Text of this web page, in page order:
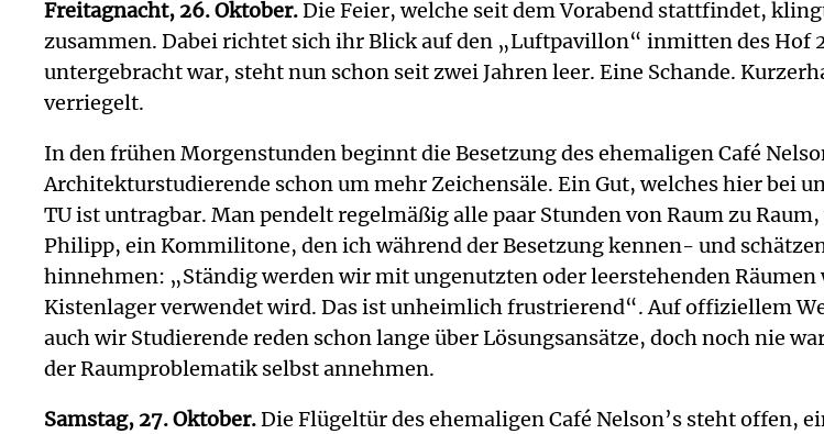
Freitagnacht, 26. Oktober.Die Feier, welche seit dem Vorabend stattfindet,
zusammen. Dabei richtet sich ihr Blick auf den „Luftpavillon“ inmitten des Hof 2
untergebracht war, steht nun schon seit zwei Jahren leer. Eine Schande.
verriegelt.
In den frühen Morgenstunden beginnt die Besetzung des ehemaligen Café
Architekturstudierende schon um mehr Zeichensäle. Ein Gut, welches hier bei
TU ist untragbar. Man pendelt regelmäßig alle paar Stunden von Raum zu
Philipp, ein Kommilitone, den ich während der Besetzung kennen- und
hinnehmen: „Ständig werden wir mit ungenutzten oder leerstehenden
Kistenlager verwendet wird. Das ist unheimlich frustrierend“. Auf offiziellem
auch wir Studierende reden schon lange über Lösungsansätze, doch noch nie
der Raumproblematik selbst annehmen.
Samstag, 27. Oktober.Die Flügeltür des ehemaligen Café Nelson’s steht offen,